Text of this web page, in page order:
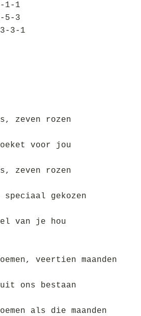
1-1
5-3
3-1
zeven rozen
voor jou
zeven rozen
gekozen
van je hou
veertien maanden
ons bestaan
als die maanden